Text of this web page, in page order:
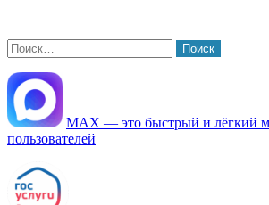
Найти:
МАХ — это быстрый и лёгкий
пользователей